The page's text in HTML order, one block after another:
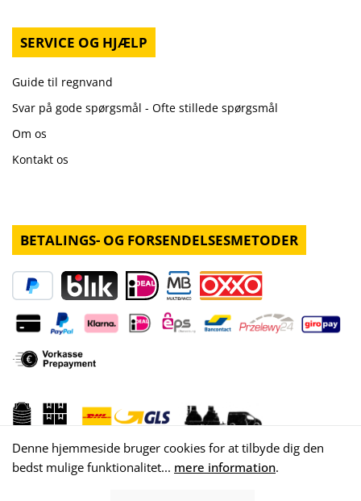
SERVICE OG HJÆLP
Guide til regnvand
Svar på gode spørgsmål - Ofte stillede spørgsmål
Om os
Kontakt os
BETALINGS- OG FORSENDELSESMETODER
Denne hjemmeside bruger cookies for at tilbyde dig den
bedst mulige funktionalitet... mere information.